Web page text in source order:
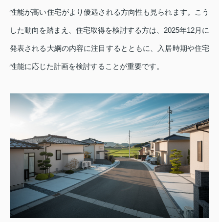
性能が高い住宅がより優遇される方向性も見られます。こう
した動向を踏まえ、住宅取得を検討する方は、2025年12月に
発表される大綱の内容に注目するとともに、入居時期や住宅
性能に応じた計画を検討することが重要です。